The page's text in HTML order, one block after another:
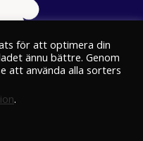
8
för att optimera din
ännu bättre. Genom
att använda alla sorters
.